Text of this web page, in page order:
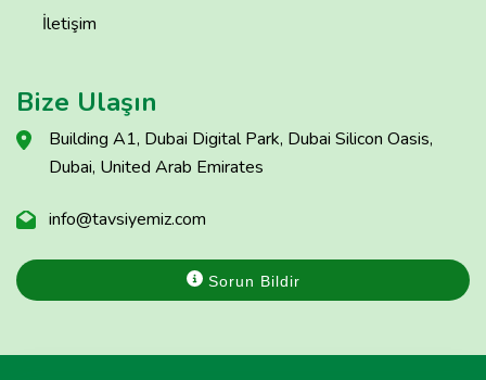
İletişim
Bize Ulaşın
Building A1, Dubai Digital Park, Dubai Silicon Oasis,
Dubai, United Arab Emirates
info@tavsiyemiz.com
Sorun Bildir